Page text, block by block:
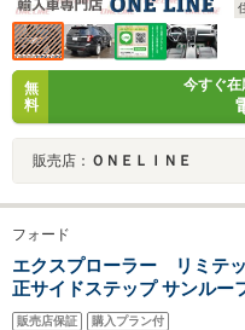
無
料
今すぐ在
販売店： ＯＮＥＬＩＮＥ
フォード
エクスプローラー リミテ
正サイドステップ サンル
納シート パワーテールゲ
販売店保証 購入プラン付